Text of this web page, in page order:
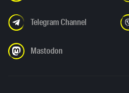
Telegram Channel
Mastodon